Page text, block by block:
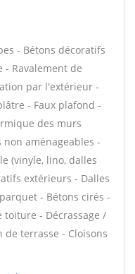
- Bétons décoratifs
Ravalement de
par l'extérieur -
- Faux plafond -
des murs
aménageables -
(vinyle, lino, dalles
extérieurs - Dalles
- Bétons cirés -
toiture - Décrassage /
de terrasse - Cloisons